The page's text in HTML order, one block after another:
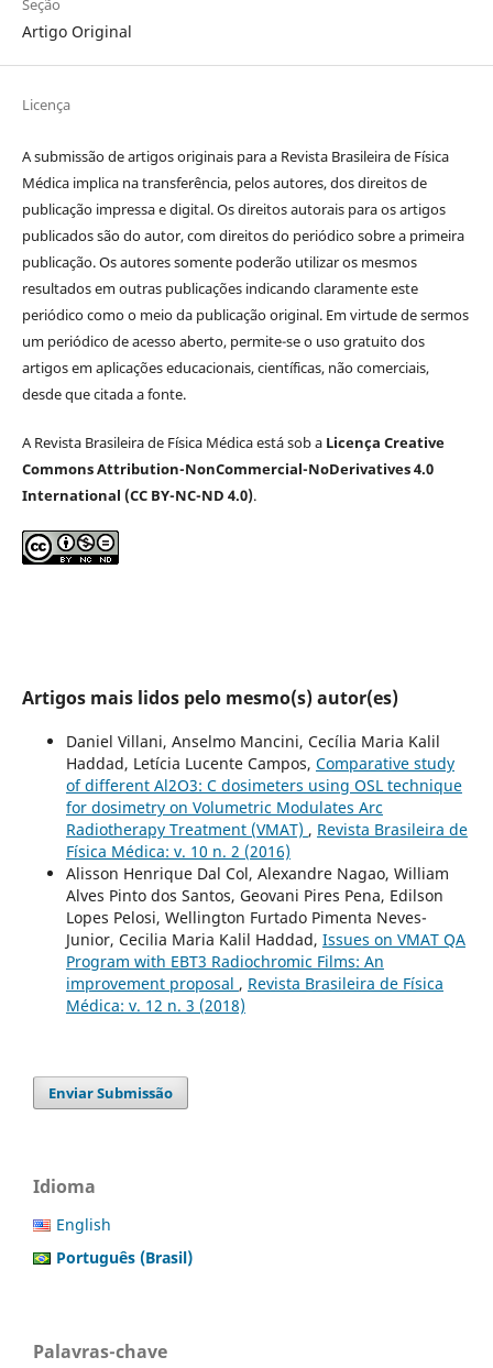
Seção
Artigo Original
Licença
A submissão de artigos originais para a Revista Brasileira de Física
Médica implica na transferência, pelos autores, dos direitos de
publicação impressa e digital. Os direitos autorais para os artigos
publicados são do autor, com direitos do periódico sobre a primeira
publicação. Os autores somente poderão utilizar os mesmos
resultados em outras publicações indicando claramente este
periódico como o meio da publicação original. Em virtude de sermos
um periódico de acesso aberto, permite-se o uso gratuito dos
artigos em aplicações educacionais, científicas, não comerciais,
desde que citada a fonte.
A Revista Brasileira de Física Médica está sob a Licença Creative
Commons Attribution-NonCommercial-NoDerivatives 4.0
International (CC BY-NC-ND 4.0).
Artigos mais lidos pelo mesmo(s) autor(es)
Daniel Villani, Anselmo Mancini, Cecília Maria Kalil
Haddad, Letícia Lucente Campos, Comparative study
of different Al2O3: C dosimeters using OSL technique
for dosimetry on Volumetric Modulates Arc
Radiotherapy Treatment (VMAT) , Revista Brasileira de
Física Médica: v. 10 n. 2 (2016)
Alisson Henrique Dal Col, Alexandre Nagao, William
Alves Pinto dos Santos, Geovani Pires Pena, Edilson
Lopes Pelosi, Wellington Furtado Pimenta Neves-
Junior, Cecilia Maria Kalil Haddad, Issues on VMAT QA
Program with EBT3 Radiochromic Films: An
improvement proposal , Revista Brasileira de Física
Médica: v. 12 n. 3 (2018)
Enviar Submissão
Idioma
English
Português (Brasil)
Palavras-chave